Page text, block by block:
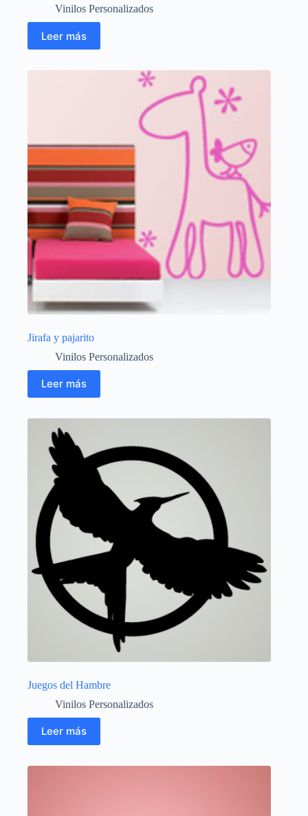
Vinilos Personalizados
Leer más
Jirafa y pajarito
Vinilos Personalizados
Leer más
Juegos del Hambre
Vinilos Personalizados
Leer más